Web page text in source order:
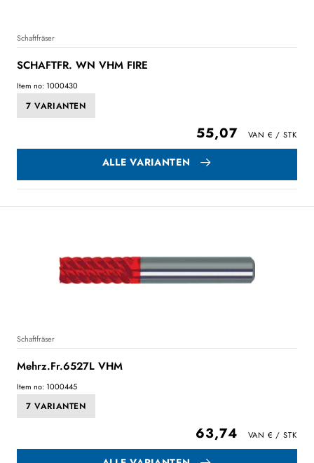
Schaftfräser
SCHAFTFR. WN VHM FIRE
Item no: 1000430
7 VARIANTEN
55,07
ALLE VARIANTEN
Schaftfräser
Mehrz.Fr.6527L VHM
Item no: 1000445
7 VARIANTEN
63,74